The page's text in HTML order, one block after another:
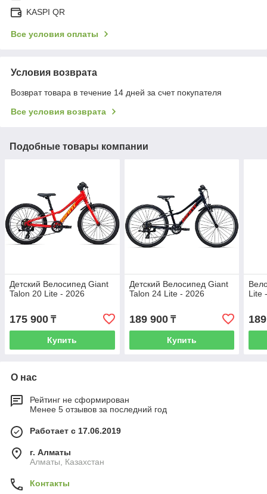
KASPI QR
Все условия оплаты
Условия возврата
Возврат товара в течение 14 дней за счет покупателя
Все условия возврата
Подобные товары компании
Детский Велосипед Giant
Talon 20 Lite - 2026
175 900 ₸
Купить
Детский Велосипед Giant
Talon 24 Lite - 2026
189 900₸
Купить
Lite
О нас
Рейтинг не сформирован
Менее 5 отзывов за последний год
Работает с 17.06.2019
г. Алматы
Алматы, Казахстан
Контакты